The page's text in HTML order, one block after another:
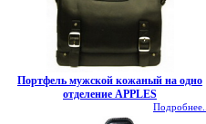
Портфель мужской кожаный на одно
отделение APPLES
Подробнее...